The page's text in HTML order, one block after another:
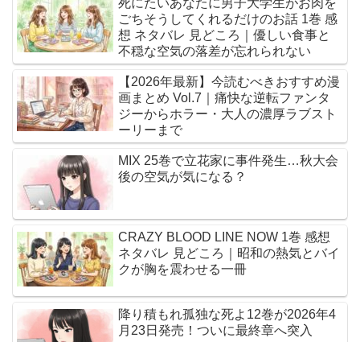
ごちそうしてくれるだけのお話 1巻 感
想 ネタバレ 見どころ｜優しい食事と
不穏な空気の落差が忘れられない
【2026年最新】今読むべきおすすめ漫
画まとめ Vol.7｜痛快な逆転ファンタ
ジーからホラー・大人の濃厚ラブスト
ーリーまで
MIX 25巻で立花家に事件発生…秋大会
後の空気が気になる？
CRAZY BLOOD LINE NOW 1巻 感想
ネタバレ 見どころ｜昭和の熱気とバイ
クが胸を震わせる一冊
降り積もれ孤独な死よ12巻が2026年4
月23日発売！ついに最終章へ突入